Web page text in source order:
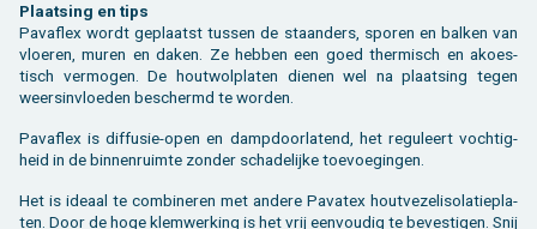
Plaat­sing en tips
Pa­vaflex wordt ge­plaatst tus­sen de staan­ders, spo­ren en bal­ken van
vloe­ren, muren en daken. Ze heb­ben een goed ther­misch en akoes­
tisch ver­mo­gen. De hout­wol­pla­ten die­nen wel na plaat­sing tegen
weers­in­vloe­den be­schermd te wor­den.
Pa­vaflex is dif­fu­sie-open en damp­door­la­tend, het re­gu­leert voch­tig­
heid in de bin­nen­ruim­te zon­der scha­de­lij­ke toe­voe­gin­gen.
Het is ide­aal te com­bi­ne­ren met an­de­re Pa­va­tex hout­ve­zel­iso­la­tie­pla­
ten. Door de hoge klem­wer­king is het vrij een­vou­dig te be­ves­ti­gen. Snij